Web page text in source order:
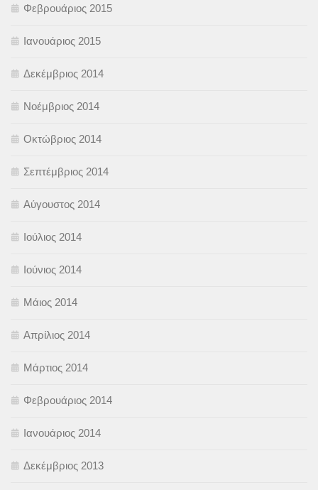
Φεβρουάριος 2015
Ιανουάριος 2015
Δεκέμβριος 2014
Νοέμβριος 2014
Οκτώβριος 2014
Σεπτέμβριος 2014
Αύγουστος 2014
Ιούλιος 2014
Ιούνιος 2014
Μάιος 2014
Απρίλιος 2014
Μάρτιος 2014
Φεβρουάριος 2014
Ιανουάριος 2014
Δεκέμβριος 2013